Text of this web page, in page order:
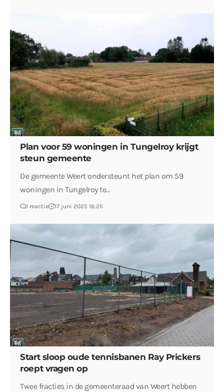
Plan voor 59 woningen in Tungelroy krijgt
steun gemeente
De gemeente Weert ondersteunt het plan om 59
woningen in Tungelroy te…
1 reactie 17 juni 2025 16:25
Start sloop oude tennisbanen Ray Prickers
roept vragen op
Twee fracties in de gemeenteraad van Weert hebben